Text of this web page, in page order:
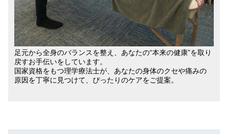
足元から全身のバランスを整え、あなたの“本来の健康”を取り
戻すお手伝いをしています。
国家資格をもつ理学療法士が、あなたの身体のクセや痛みの
原因を丁寧に見つけて、ぴったりのケアをご提案。